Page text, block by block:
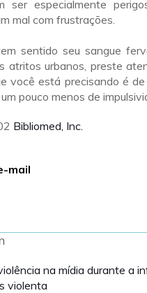
ser especialmente
mal com frustrações.
sentido seu sangue
atritos urbanos, preste
você está precisando é de
pouco menos de
Bibliomed, Inc.
mail
na mídia durante a
violenta